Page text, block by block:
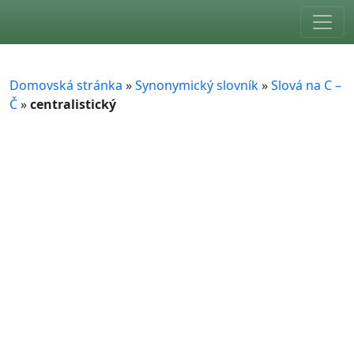
Domovská stránka »Synonymický slovník»Slová na C –
Č»centralistický